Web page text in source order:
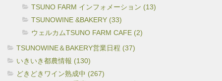
TSUNO FARM インフォメーション (13)
TSUNOWINE &BAKERY (33)
ウェルカムTSUNO FARM CAFE (2)
TSUNOWINE＆BAKERY営業日程 (37)
いきいき都農情報 (130)
どきどきワイン熟成中 (267)